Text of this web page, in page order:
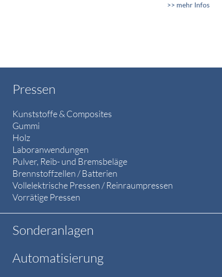
>> mehr Infos
Pressen
Kunststoffe & Composites
Gummi
Holz
Laboranwendungen
Pulver, Reib- und Bremsbeläge
Brennstoffzellen / Batterien
Vollelektrische Pressen / Reinraumpressen
Vorrätige Pressen
Sonderanlagen
Automatisierung